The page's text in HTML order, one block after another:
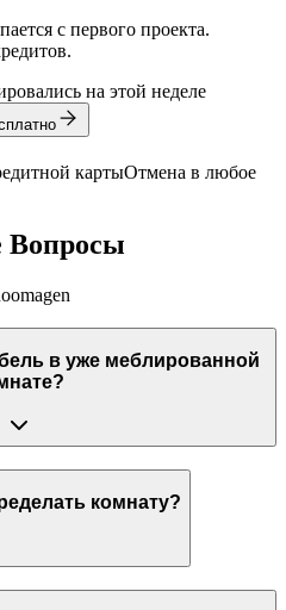
с первого проекта.
на этой неделе
картыОтмена в любое
Вопросы
в уже меблированной
комнату?